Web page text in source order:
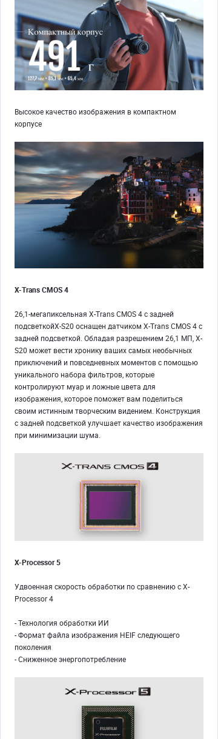
Высокое качество изображения в компактном
корпусе
X-Trans CMOS 4
26,1-мегапиксельная X-Trans CMOS 4 с задней
подсветкойX-S20 оснащен датчиком X-Trans CMOS 4 с
задней подсветкой. Обладая разрешением 26,1 МП, X-
S20 может вести хронику ваших самых необычных
приключений и повседневных моментов с помощью
уникального набора фильтров, которые
контролируют муар и ложные цвета для
изображения, которое поможет вам поделиться
своим истинным творческим видением. Конструкция
с задней подсветкой улучшает качество изображения
при минимизации шума.
X-Processor 5
Удвоенная скорость обработки по сравнению с X-
Processor 4
- Технология обработки ИИ
- Формат файла изображения HEIF следующего
поколения
- Сниженное энергопотребление